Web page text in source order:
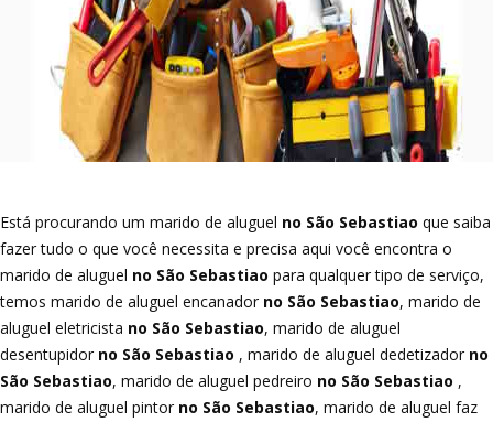
Está procurando um marido de aluguel no São Sebastiao que saiba
fazer tudo o que você necessita e precisa aqui você encontra o
marido de aluguel no São Sebastiao para qualquer tipo de serviço,
temos marido de aluguel encanador no São Sebastiao, marido de
aluguel eletricista no São Sebastiao, marido de aluguel
desentupidor no São Sebastiao , marido de aluguel dedetizador no
São Sebastiao, marido de aluguel pedreiro no São Sebastiao ,
marido de aluguel pintor no São Sebastiao, marido de aluguel faz